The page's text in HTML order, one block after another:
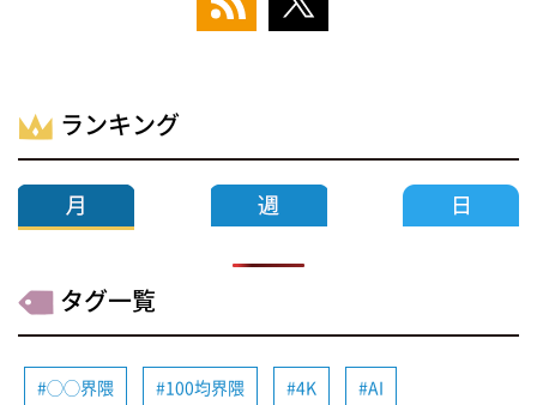
ランキング
タグ一覧
◯◯界隈 100均界隈 4K AI